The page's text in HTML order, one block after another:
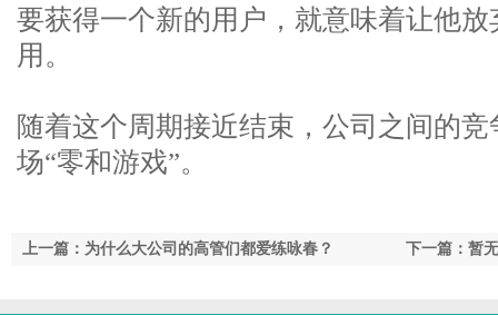
要获得一个新的用户，就意味着让他
用。
随着这个周期接近结束，公司之间的
场“零和游戏”。
下一篇：暂无
上一篇：为什么大公司的高管们都爱练咏春？